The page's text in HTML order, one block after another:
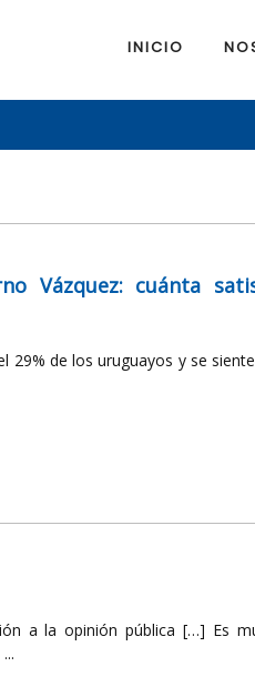
INICIO
Vázquez: cuánta
29% de los uruguayos y se
a la opinión pública […] Es